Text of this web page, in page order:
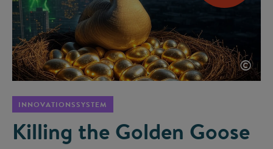
©
INNOVATIONSSYSTEM
Killing the Golden Goose